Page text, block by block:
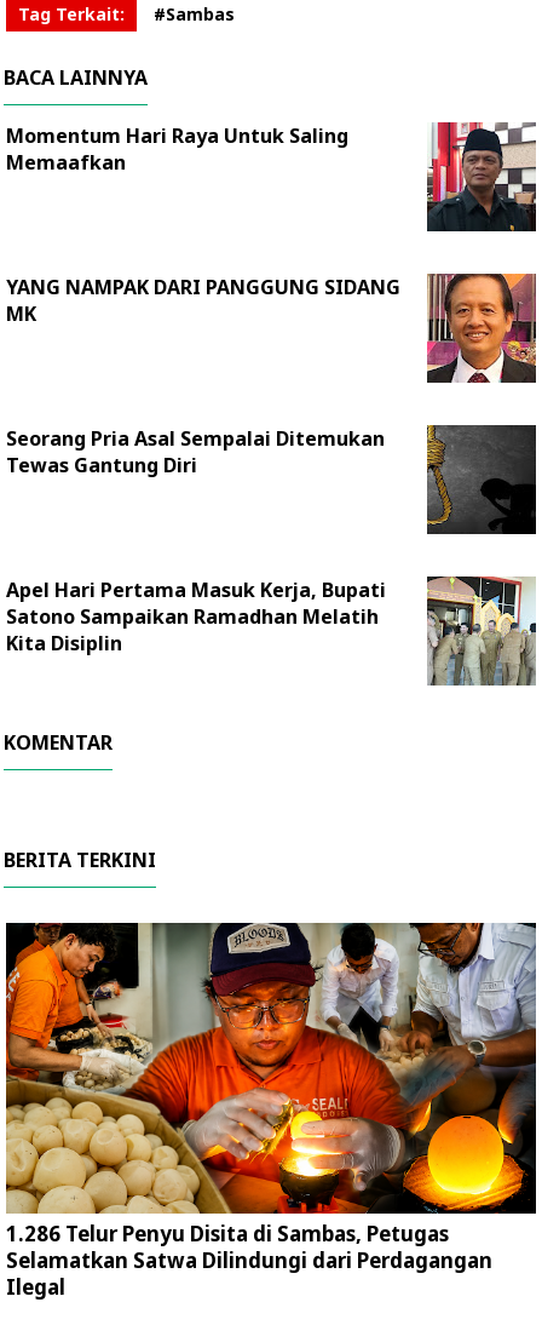
Tag Terkait: #Sambas
BACA LAINNYA
Momentum Hari Raya Untuk Saling
Memaafkan
YANG NAMPAK DARI PANGGUNG SIDANG
MK
Seorang Pria Asal Sempalai Ditemukan
Tewas Gantung Diri
Apel Hari Pertama Masuk Kerja, Bupati
Satono Sampaikan Ramadhan Melatih
Kita Disiplin
KOMENTAR
BERITA TERKINI
1.286 Telur Penyu Disita di Sambas, Petugas
Selamatkan Satwa Dilindungi dari Perdagangan
Ilegal